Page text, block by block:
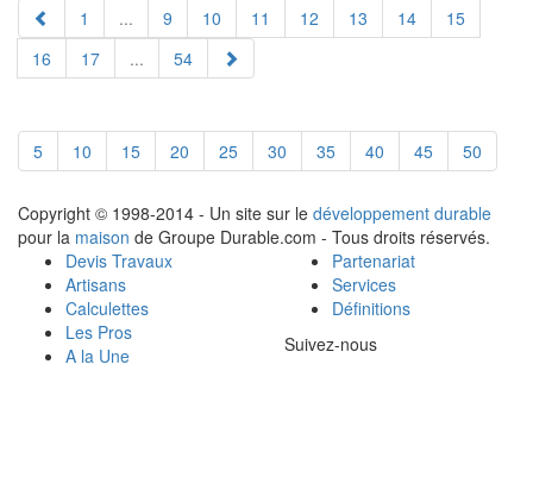
1 ... 9 10 11 12 13 14
15
16
17 ... 54
5 10 15 20 25 30 35 40 45 50
Copyright © 1998-2014 - Un site sur le développement durable
pour la maison de Groupe Durable.com - Tous droits réservés.
Devis Travaux
Artisans
Calculettes
Les Pros
A la Une
Partenariat
Services
Définitions
Suivez-nous